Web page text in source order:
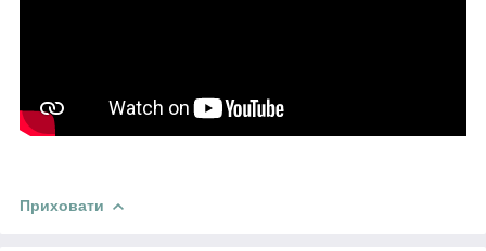
Приховати